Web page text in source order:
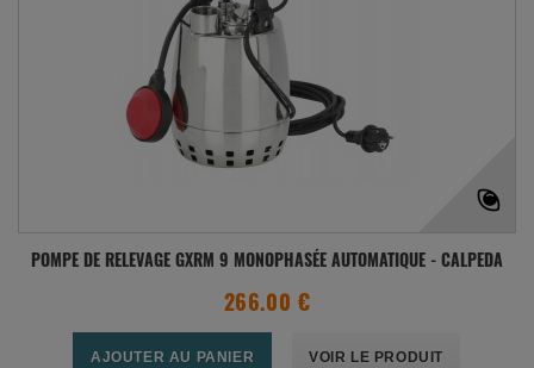
POMPE DE RELEVAGE GXRM 9 MONOPHASÉE AUTOMATIQUE - CALPEDA
266.00 €
AJOUTER AU PANIER VOIR LE PRODUIT